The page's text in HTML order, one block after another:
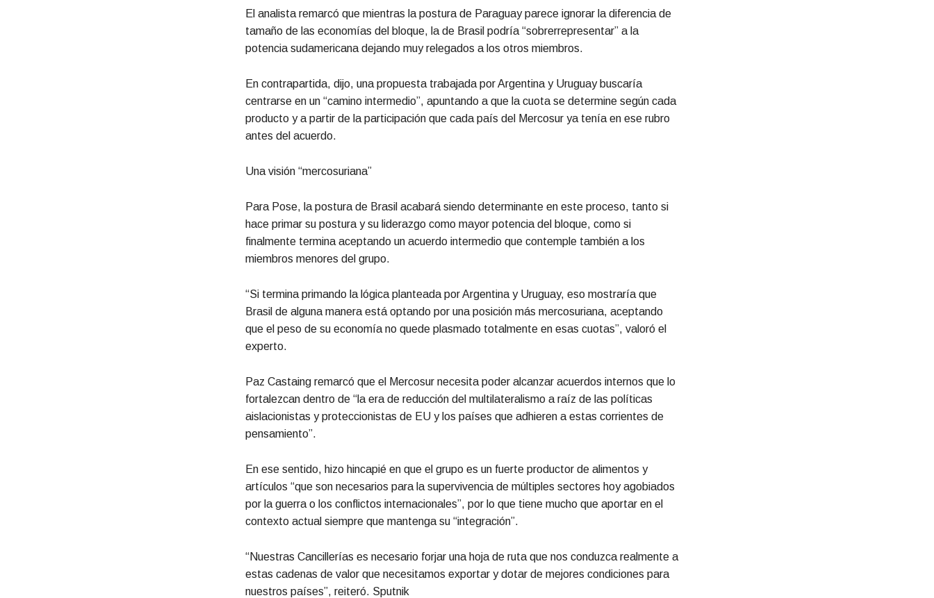
El analista remarcó que mientras la postura de Paraguay parece ignorar la diferencia de
tamaño de las economías del bloque, la de Brasil podría “sobrerrepresentar” a la
potencia sudamericana dejando muy relegados a los otros miembros.
En contrapartida, dijo, una propuesta trabajada por Argentina y Uruguay buscaría
centrarse en un “camino intermedio”, apuntando a que la cuota se determine según cada
producto y a partir de la participación que cada país del Mercosur ya tenía en ese rubro
antes del acuerdo.
Una visión “mercosuriana”
Para Pose, la postura de Brasil acabará siendo determinante en este proceso, tanto si
hace primar su postura y su liderazgo como mayor potencia del bloque, como si
finalmente termina aceptando un acuerdo intermedio que contemple también a los
miembros menores del grupo.
“Si termina primando la lógica planteada por Argentina y Uruguay, eso mostraría que
Brasil de alguna manera está optando por una posición más mercosuriana, aceptando
que el peso de su economía no quede plasmado totalmente en esas cuotas”, valoró el
experto.
Paz Castaing remarcó que el Mercosur necesita poder alcanzar acuerdos internos que lo
fortalezcan dentro de “la era de reducción del multilateralismo a raíz de las políticas
aislacionistas y proteccionistas de EU y los países que adhieren a estas corrientes de
pensamiento”.
En ese sentido, hizo hincapié en que el grupo es un fuerte productor de alimentos y
artículos “que son necesarios para la supervivencia de múltiples sectores hoy agobiados
por la guerra o los conflictos internacionales”, por lo que tiene mucho que aportar en el
contexto actual siempre que mantenga su “integración”.
“Nuestras Cancillerías es necesario forjar una hoja de ruta que nos conduzca realmente a
estas cadenas de valor que necesitamos exportar y dotar de mejores condiciones para
nuestros países”, reiteró. Sputnik